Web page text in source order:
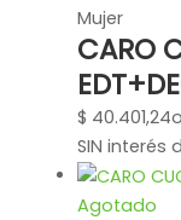
Mujer
CARO
$ 40.401,24
SIN interés
Agotado